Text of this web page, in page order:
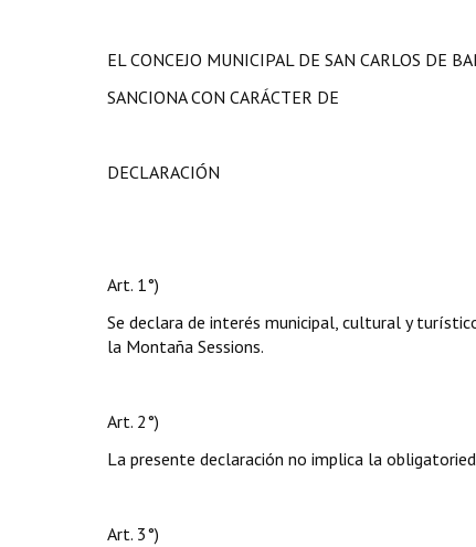
EL CONCEJO MUNICIPAL DE SAN CARLOS DE
SANCIONA CON CARÁCTER DE
DECLARACIÓN
Art. 1°)
Se declara de interés municipal, cultural y
la Montaña Sessions.
Art. 2°)
La presente declaración no implica la
Art. 3°)